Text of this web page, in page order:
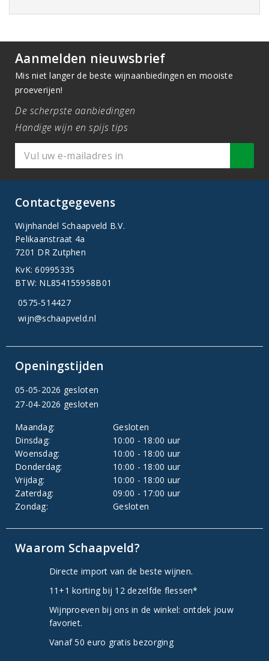
Aanmelden nieuwsbrief
Mis niet langer de beste wijnaanbiedingen en mooiste
proeverijen!
De scherpste aanbiedingen
Handige wijn en spijs tips
Contactgegevens
Wijnhandel Schaapveld B.V.
Pelikaanstraat 4a
7201 DR Zutphen
KvK: 60995335
BTW: NL854155958B01
0575-514427
wijn@schaapveld.nl
Openingstijden
05-05-2026 gesloten
27-04-2026 gesloten
Maandag:
Gesloten
Dinsdag:
10:00 - 18:00 uur
Woensdag:
10:00 - 18:00 uur
Donderdag:
10:00 - 18:00 uur
Vrijdag:
10:00 - 18:00 uur
Zaterdag:
09:00 - 17:00 uur
Zondag:
Gesloten
Waarom Schaapveld?
Directe import van de beste wijnen.
11+1 korting bij 12 dezelfde flessen*
Wijnproeven bij ons in de winkel: ontdek jouw
favoriet.
Vanaf 50 euro gratis bezorging